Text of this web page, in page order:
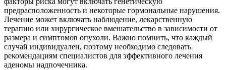
предрасположенность и некоторые гормональные нарушения.
Лечение может включать наблюдение, лекарственную
терапию или хирургическое вмешательство в зависимости от
размера и симптомов опухоли. Важно помнить, что каждый
случай индивидуален, поэтому необходимо следовать
рекомендациям специалистов для эффективного лечения
аденомы надпочечника.